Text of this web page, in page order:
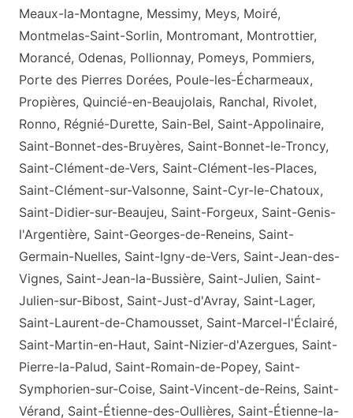
Meaux-la-Montagne, Messimy, Meys, Moiré,
Montmelas-Saint-Sorlin, Montromant, Montrottier,
Morancé, Odenas, Pollionnay, Pomeys, Pommiers,
Porte des Pierres Dorées, Poule-les-Écharmeaux,
Propières, Quincié-en-Beaujolais, Ranchal, Rivolet,
Ronno, Régnié-Durette, Sain-Bel, Saint-Appolinaire,
Saint-Bonnet-des-Bruyères, Saint-Bonnet-le-Troncy,
Saint-Clément-de-Vers, Saint-Clément-les-Places,
Saint-Clément-sur-Valsonne, Saint-Cyr-le-Chatoux,
Saint-Didier-sur-Beaujeu, Saint-Forgeux, Saint-Genis-
l'Argentière, Saint-Georges-de-Reneins, Saint-
Germain-Nuelles, Saint-Igny-de-Vers, Saint-Jean-des-
Vignes, Saint-Jean-la-Bussière, Saint-Julien, Saint-
Julien-sur-Bibost, Saint-Just-d'Avray, Saint-Lager,
Saint-Laurent-de-Chamousset, Saint-Marcel-l'Éclairé,
Saint-Martin-en-Haut, Saint-Nizier-d'Azergues, Saint-
Pierre-la-Palud, Saint-Romain-de-Popey, Saint-
Symphorien-sur-Coise, Saint-Vincent-de-Reins, Saint-
Vérand, Saint-Étienne-des-Oullières, Saint-Étienne-la-